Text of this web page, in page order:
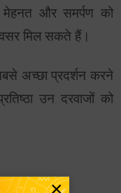
और समर्पण को
मिल सकते हैं।
अच्छा प्रदर्शन करने
उन दरवाजों को